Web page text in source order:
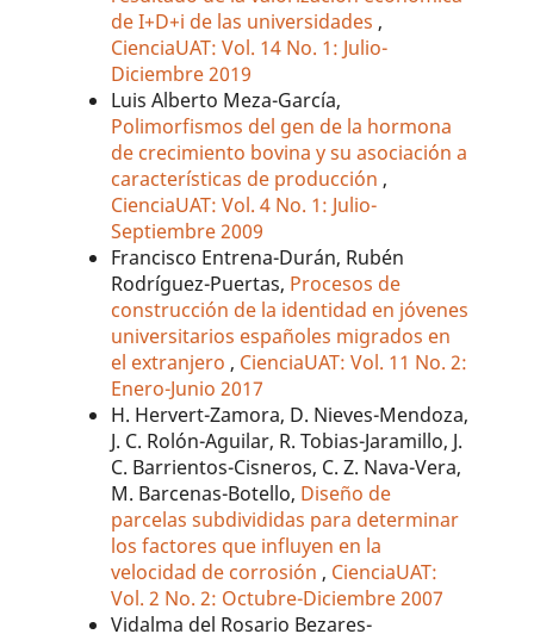
de I+D+i de las universidades ,
CienciaUAT: Vol. 14 No. 1: Julio-
Diciembre 2019
Luis Alberto Meza-García,
Polimorfismos del gen de la hormona
de crecimiento bovina y su asociación a
características de producción ,
CienciaUAT: Vol. 4 No. 1: Julio-
Septiembre 2009
Francisco Entrena-Durán, Rubén
Rodríguez-Puertas, Procesos de
construcción de la identidad en jóvenes
universitarios españoles migrados en
el extranjero , CienciaUAT: Vol. 11 No. 2:
Enero-Junio 2017
H. Hervert-Zamora, D. Nieves-Mendoza,
J. C. Rolón-Aguilar, R. Tobias-Jaramillo, J.
C. Barrientos-Cisneros, C. Z. Nava-Vera,
M. Barcenas-Botello, Diseño de
parcelas subdivididas para determinar
los factores que influyen en la
velocidad de corrosión , CienciaUAT:
Vol. 2 No. 2: Octubre-Diciembre 2007
Vidalma del Rosario Bezares-